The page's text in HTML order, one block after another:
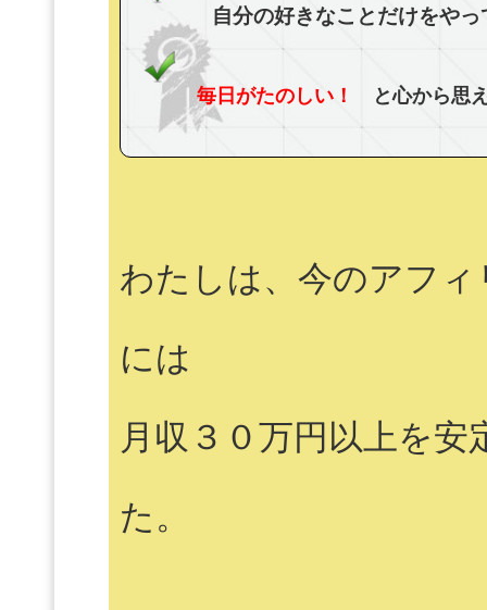
自分の好きなことだけをや
毎日がたのしい！ と心から思
わたしは、今のアフ
には
月収３０万円以上を
た。